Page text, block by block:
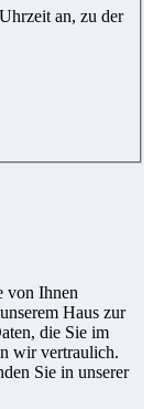
an, zu der
von Ihnen
Haus zur
die Sie im
wir vertraulich.
Sie in unserer